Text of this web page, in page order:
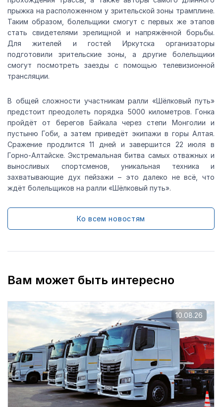
прыжка на расположенном у зрительской зоны трамплине.
Таким образом, болельщики смогут с первых же этапов
стать свидетелями зрелищной и напряжённой борьбы.
Для жителей и гостей Иркутска организаторы
подготовили зрительские зоны, а другие болельщики
смогут посмотреть заезды с помощью телевизионной
трансляции.
В общей сложности участникам ралли «Шёлковый путь»
предстоит преодолеть порядка 5000 километров. Гонка
пройдёт от берегов Байкала через степи Монголии и
пустыню Гоби, а затем приведёт экипажи в горы Алтая.
Сражение продлится 11 дней и завершится 22 июля в
Горно-Алтайске. Экстремальная битва самых отважных и
выносливых спортсменов, уникальная техника и
захватывающие дух пейзажи – это далеко не всё, что
ждёт болельщиков на ралли «Шёлковый путь».
Ко всем новостям
Вам может быть интересно
10.08.26